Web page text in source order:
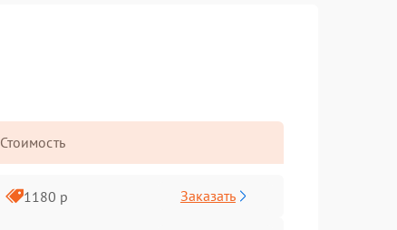
Стоимость
1180 р Заказать